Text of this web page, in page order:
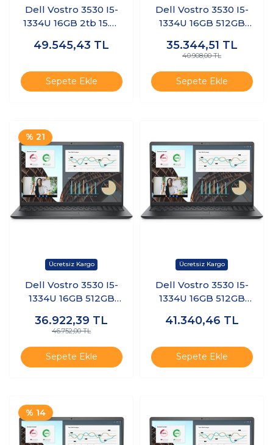
Dell Vostro 3530 I5-
1334U 16GB 2tb 15.6"
N3409PVNB3530U
49.545,43 TL
Sepete Ekle
Dell Vostro 3530 I5-
1334U 16GB 512GB
N3404PVNB3530U
K1
35.344,51 TL
40.908,00 TL
Sepete Ekle
% 21
Dell Vostro 3530 I5-
1334U 16GB 512GB
N3409PVNB3530U
36.922,39 TL
46.752,00 TL
Sepete Ekle
Dell Vostro 3530 I5-
1334U 16GB 512GB
N3404PVNB3530U
41.340,46 TL
Sepete Ekle
% 14